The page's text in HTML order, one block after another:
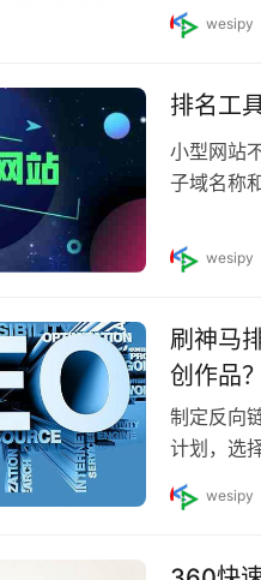
wesipy
排名工
小型网站
子域名称
wesipy
刷神马
创作品？
制定反向
计划，选
是时间
wesipy